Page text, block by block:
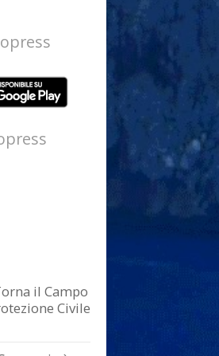
il Campo
Civile